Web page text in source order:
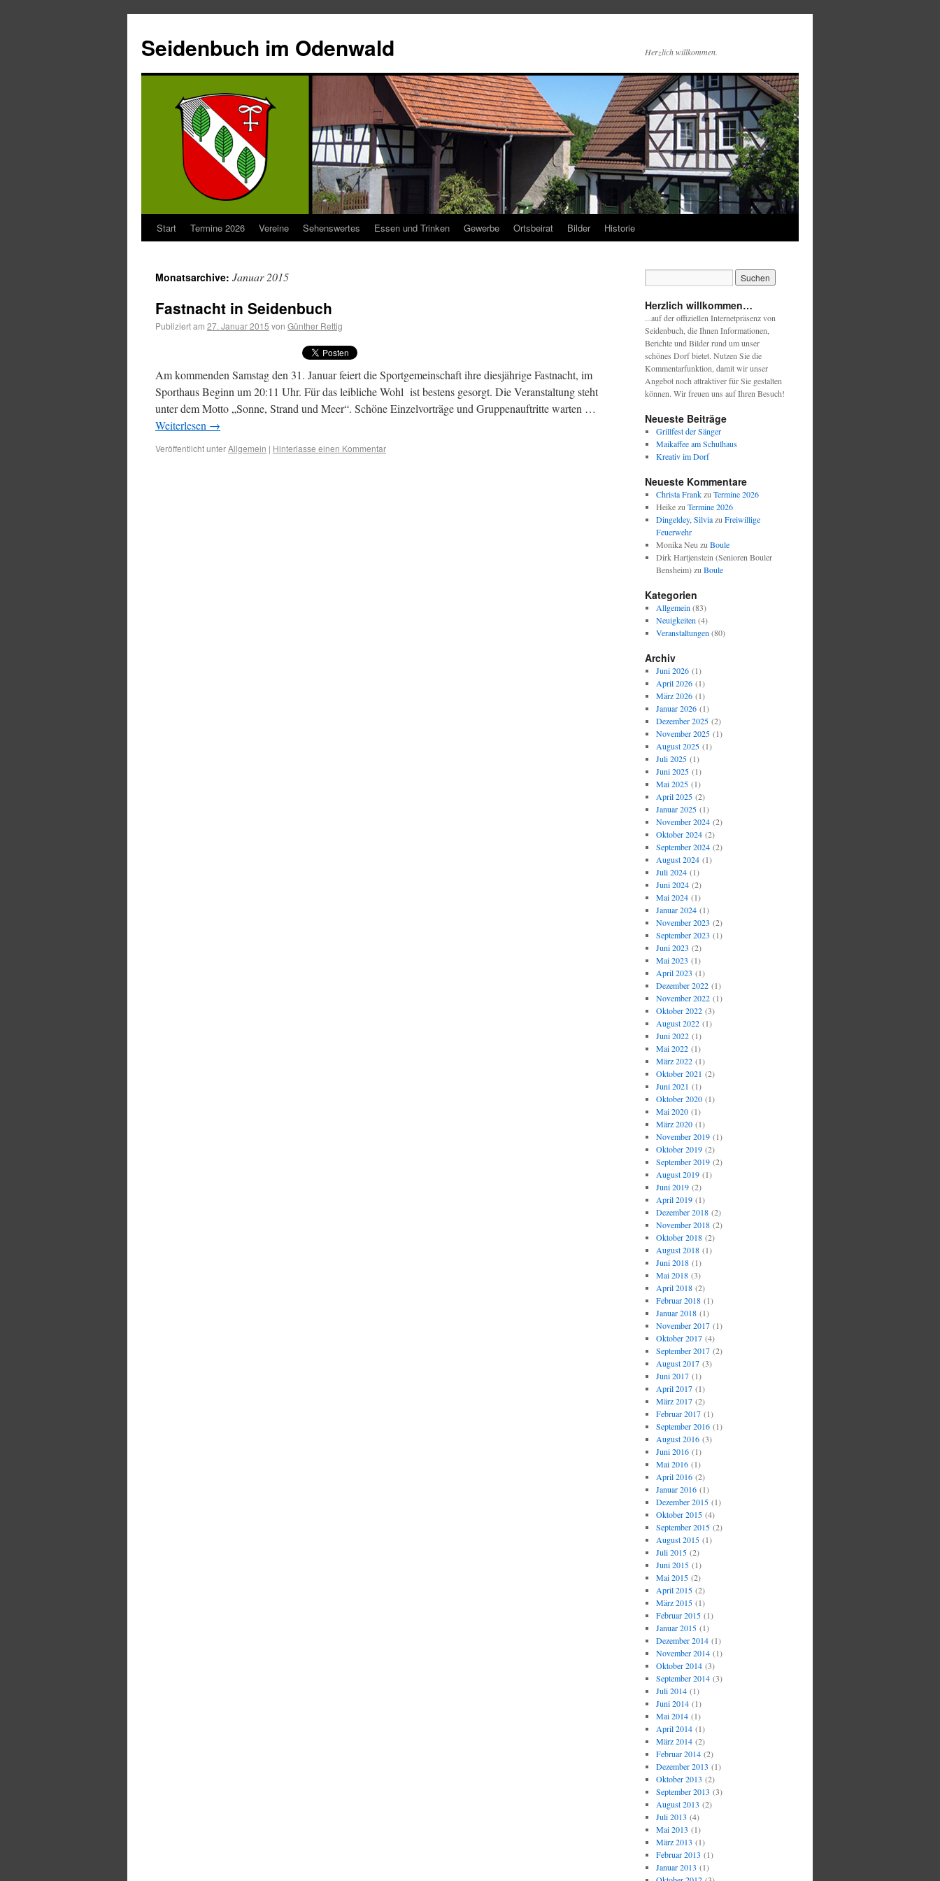
Seidenbuch im Odenwald Herzlich willkommen.
Start Termine 2026 Vereine Sehenswertes Essen und Trinken Gewerbe Ortsbeirat Bilder Historie
Monatsarchive: Januar 2015
Fastnacht in Seidenbuch
Publiziert am 27. Januar 2015 von Günther Rettig
Am kommenden Samstag den 31. Januar feiert die Sportgemeinschaft ihre diesjährige Fastnacht, im
Sporthaus Beginn um 20:11 Uhr. Für das leibliche Wohl ist bestens gesorgt. Die Veranstaltung steht
unter dem Motto „Sonne, Strand und Meer“. Schöne Einzelvorträge und Gruppenauftritte warten …
Weiterlesen →
Veröffentlicht unterAllgemein | Hinterlasse einen Kommentar
Herzlich willkommen…
...auf der offiziellen Internetpräsenz von
Seidenbuch, die Ihnen Informationen,
Berichte und Bilder rund um unser
schönes Dorf bietet. Nutzen Sie die
Kommentarfunktion, damit wir unser
Angebot noch attraktiver für Sie gestalten
können. Wir freuen uns auf Ihren Besuch!
Neueste Beiträge
Grillfest der Sänger
Maikaffee am Schulhaus
Kreativ im Dorf
Neueste Kommentare
Christa Frankzu Termine 2026
Heikezu Termine 2026
Dingeldey, Silviazu Freiwillige
Feuerwehr
Monika Neu zu Boule
Dirk Hartjenstein (Senioren Bouler
Bensheim)zu Boule
Kategorien
Allgemein (83)
Neuigkeiten (4)
Veranstaltungen (80)
Archiv
Juni 2026(1)
April 2026(1)
März 2026(1)
Januar 2026(1)
Dezember 2025(2)
November 2025(1)
August 2025(1)
Juli 2025(1)
Juni 2025(1)
Mai 2025(1)
April 2025(2)
Januar 2025(1)
November 2024(2)
Oktober 2024(2)
September 2024(2)
August 2024(1)
Juli 2024(1)
Juni 2024(2)
Mai 2024(1)
Januar 2024(1)
November 2023 (2)
September 2023 (1)
Juni 2023 (2)
Mai 2023 (1)
April 2023 (1)
Dezember 2022(1)
November 2022(1)
Oktober 2022(3)
August 2022(1)
Juni 2022(1)
Mai 2022(1)
März 2022(1)
Oktober 2021 (2)
Juni 2021 (1)
Oktober 2020(1)
Mai 2020(1)
März 2020(1)
November 2019(1)
Oktober 2019(2)
September 2019(2)
August 2019(1)
Juni 2019(2)
April 2019(1)
Dezember 2018(2)
November 2018(2)
Oktober 2018(2)
August 2018(1)
Juni 2018(1)
Mai 2018(3)
April 2018(2)
Februar 2018(1)
Januar 2018(1)
November 2017(1)
Oktober 2017(4)
September 2017(2)
August 2017(3)
Juni 2017(1)
April 2017(1)
März 2017(2)
Februar 2017(1)
September 2016(1)
August 2016(3)
Juni 2016(1)
Mai 2016(1)
April 2016(2)
Januar 2016(1)
Dezember 2015(1)
Oktober 2015(4)
September 2015(2)
August 2015(1)
Juli 2015(2)
Juni 2015(1)
Mai 2015(2)
April 2015(2)
März 2015(1)
Februar 2015(1)
Januar 2015(1)
Dezember 2014(1)
November 2014(1)
Oktober 2014(3)
September 2014(3)
Juli 2014(1)
Juni 2014(1)
Mai 2014(1)
April 2014(1)
März 2014(2)
Februar 2014(2)
Dezember 2013 (1)
Oktober 2013 (2)
September 2013 (3)
August 2013 (2)
Juli 2013 (4)
Mai 2013 (1)
März 2013 (1)
Februar 2013 (1)
Januar 2013 (1)